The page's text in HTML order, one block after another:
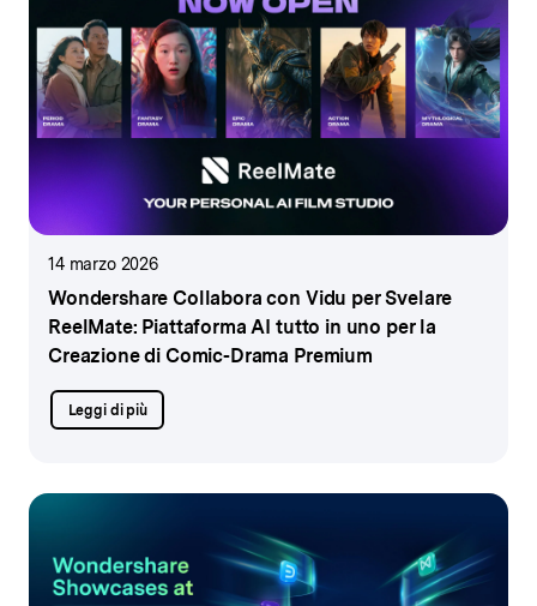
14 marzo 2026
Wondershare Collabora con Vidu per Svelare
ReelMate: Piattaforma AI tutto in uno per la
Creazione di Comic-Drama Premium
Leggi di più